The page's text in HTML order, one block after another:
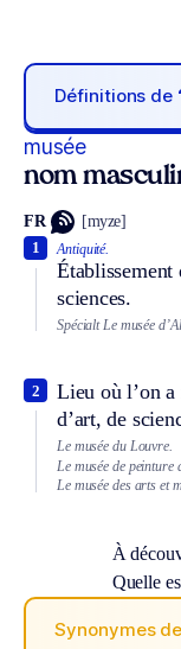
Définitions de
musée
nom
FR [myze]
Antiquité.
Établissement
sciences.
1
Spécialt Le musée
Lieu où l’on a
d’art, de
2
Le musée du Louvre.
Le musée de peinture
Le musée des arts et
À
Quelle
Synonymes de